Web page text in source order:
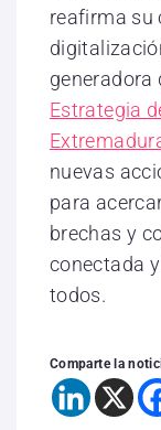
reafirma su
generadora
Estrategia
nuevas
para
brechas y
conectada
todos.
Comparte la